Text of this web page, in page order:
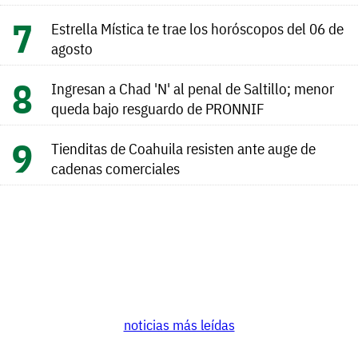
Estrella Mística te trae los horóscopos del 06 de
agosto
Ingresan a Chad 'N' al penal de Saltillo; menor
queda bajo resguardo de PRONNIF
Tienditas de Coahuila resisten ante auge de
cadenas comerciales
noticias más leídas